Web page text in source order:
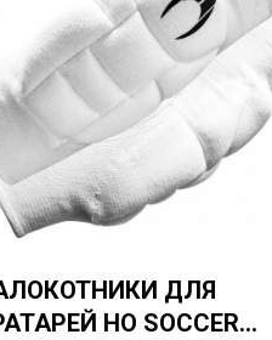
ДЛЯ
HO SOCCER